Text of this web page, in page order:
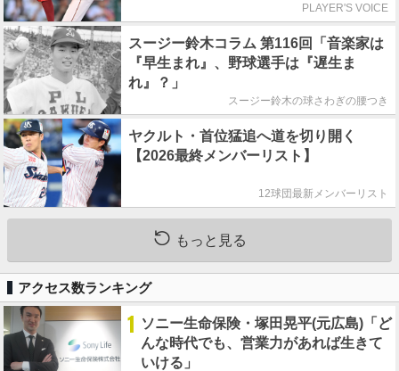
PLAYER'S VOICE
スージー鈴木コラム 第116回「音楽家は
『早生まれ』、野球選手は『遅生ま
れ』？」
スージー鈴木の球さわぎの腰つき
ヤクルト・首位猛追へ道を切り開く
【2026最終メンバーリスト】
12球団最新メンバーリスト
もっと見る
アクセス数ランキング
1 ソニー生命保険・塚田晃平(元広島)「ど
んな時代でも、営業力があれば生きて
いける」